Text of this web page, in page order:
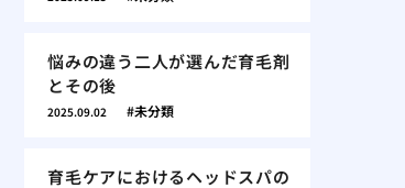
悩みの違う二人が選んだ育毛剤
とその後
2025.09.02 未分類
育毛ケアにおけるヘッドスパの